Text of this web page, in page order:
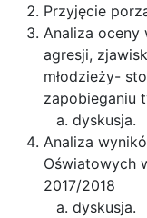
Przyjęcie
Analiza oceny
agresji,
młodzieży-
zapobieganiu
dyskusja.
Analiza
Oświatowych
2017/2018
dyskusja.